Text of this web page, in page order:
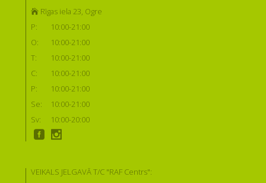
Rīgas iela 23, Ogre
P:
10:00-21:00
O:
10:00-21:00
T:
10:00-21:00
C:
10:00-21:00
P:
10:00-21:00
Se:
10:00-21:00
Sv:
10:00-20:00
VEIKALS JELGAVĀ T/C "RAF Centrs":